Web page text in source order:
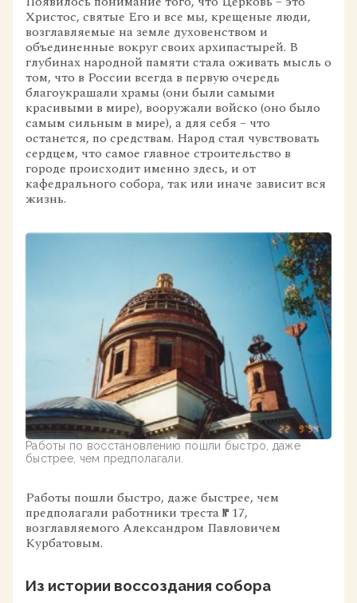
Христос, святые Его и все мы, крещеные люди,
возглавляемые на земле духовенством и
объединенные вокруг своих архипастырей. В
глубинах народной памяти стала оживать мысль о
том, что в России всегда в первую очередь
благоукрашали храмы (они были самыми
красивыми в мире), вооружали войско (оно было
самым сильным в мире), а для себя – что
останется, по средствам. Народ стал чувствовать
сердцем, что самое главное строительство в
городе происходит именно здесь, и от
кафедрального собора, так или иначе зависит вся
жизнь.
Работы по восстановлению пошли быстро, даже
быстрее, чем предполагали.
Работы пошли быстро, даже быстрее, чем
предполагали работники треста № 17,
возглавляемого Александром Павловичем
Курбатовым.
Из истории воссоздания собора